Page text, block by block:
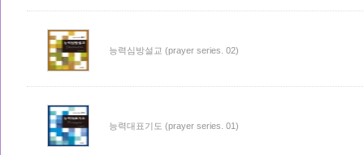
능력심방설교 (prayer series. 02)
능력대표기도 (prayer series. 01)